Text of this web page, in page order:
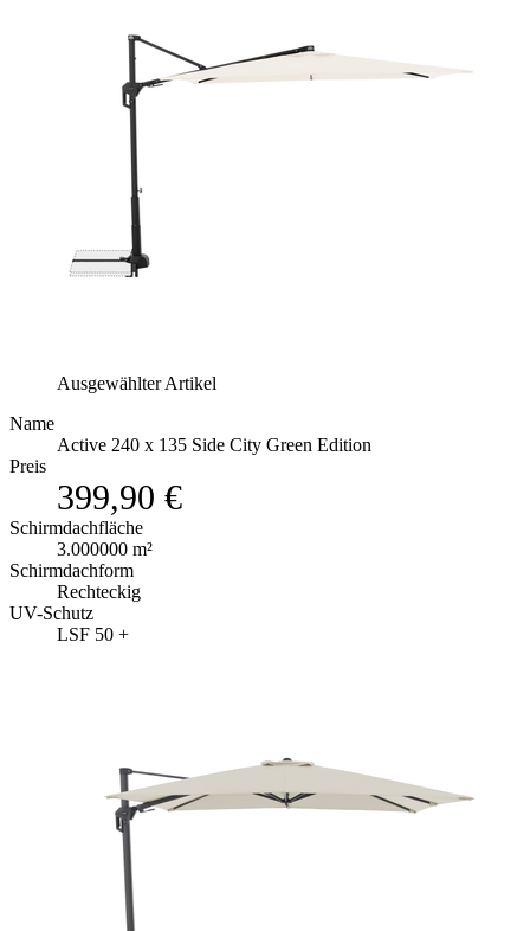
Ausgewählter Artikel
Name
Active 240 x 135 Side City Green Edition
Preis
399,90 €
Schirmdachfläche
3.000000 m²
Schirmdachform
Rechteckig
UV-Schutz
LSF 50 +